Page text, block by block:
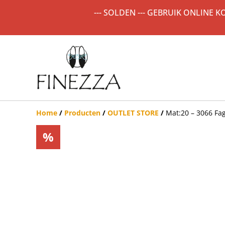
--- SOLDEN --- GEBRUIK ONLINE
Home / Producten / OUTLET STORE / Mat:20 – 3066
%